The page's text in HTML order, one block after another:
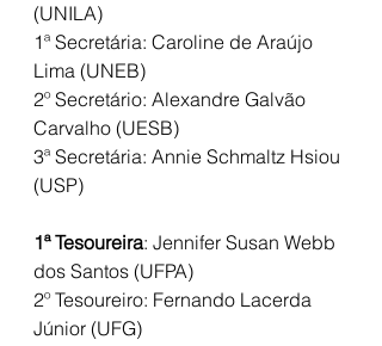
(UNILA)
1ª Secretária: Caroline de Araújo
Lima (UNEB)
2º Secretário: Alexandre Galvão
Carvalho (UESB)
3ª Secretária: Annie Schmaltz Hsiou
(USP)
1ª Tesoureira: Jennifer Susan Webb
dos Santos (UFPA)
2º Tesoureiro: Fernando Lacerda
Júnior (UFG)